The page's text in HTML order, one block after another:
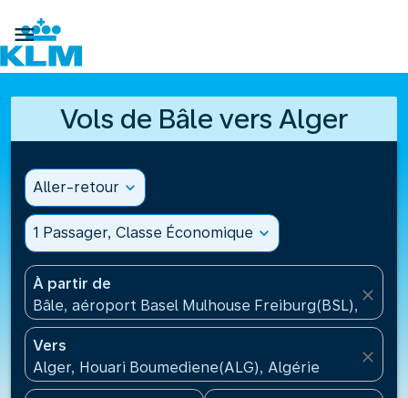

Vols de Bâle vers Alger
Aller-retour expand_more
1 Passager, Classe Économique expand_more
À partir de
Bâle, aéroport Basel Mulhouse Freiburg(BSL), Suisse
close
Vers
Alger, Houari Boumediene(ALG), Algérie
close